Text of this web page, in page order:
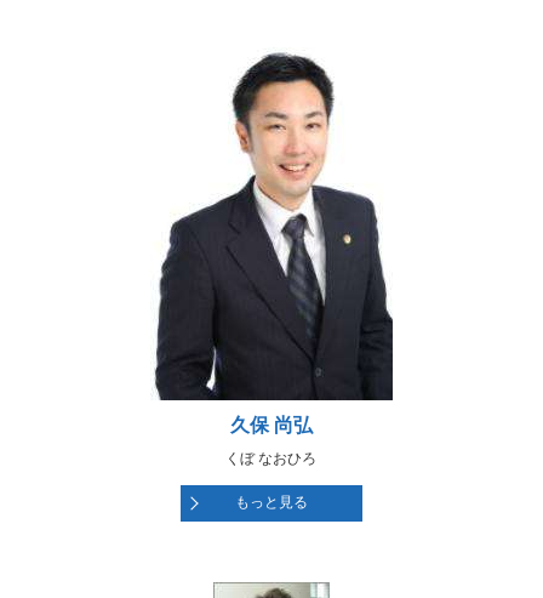
久保 尚弘
くぼ なおひろ
もっと見る